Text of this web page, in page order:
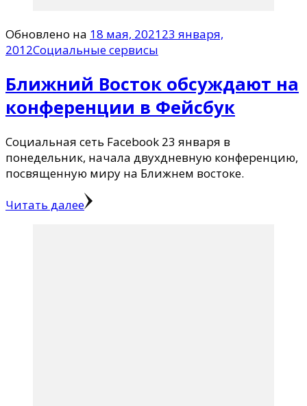
Обновлено на 18 мая, 202123 января,
2012Социальные сервисы
Ближний Восток обсуждают на
конференции в Фейсбук
Социальная сеть Facebook 23 января в
понедельник, начала двухдневную конференцию,
посвященную миру на Ближнем востоке.
Читать далее